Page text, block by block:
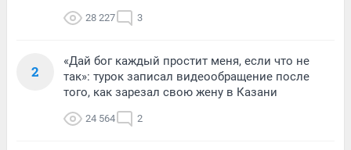
28 227 3
2
«Дай бог каждый простит меня, если что не
так»: турок записал видеообращение после
того, как зарезал свою жену в Казани
24 564 2